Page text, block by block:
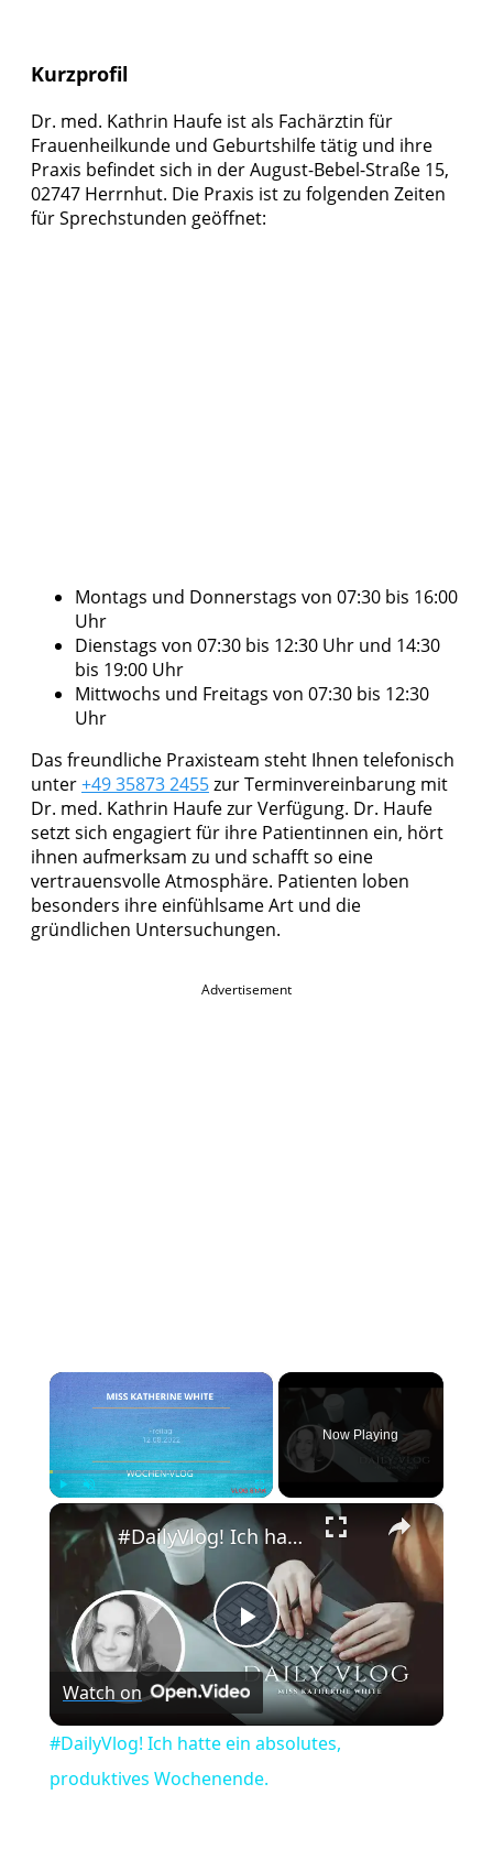
Kurzprofil
Dr. med. Kathrin Haufe ist als Fachärztin für
Frauenheilkunde und Geburtshilfe tätig und ihre
Praxis befindet sich in der August-Bebel-Straße 15,
02747 Herrnhut. Die Praxis ist zu folgenden Zeiten
für Sprechstunden geöffnet:
Montags und Donnerstags von 07:30 bis 16:00
Uhr
Dienstags von 07:30 bis 12:30 Uhr und 14:30
bis 19:00 Uhr
Mittwochs und Freitags von 07:30 bis 12:30
Uhr
Das freundliche Praxisteam steht Ihnen telefonisch
unter+49 35873 2455zur Terminvereinbarung mit
Dr. med. Kathrin Haufe zur Verfügung. Dr. Haufe
setzt sich engagiert für ihre Patientinnen ein, hört
ihnen aufmerksam zu und schafft so eine
vertrauensvolle Atmosphäre. Patienten loben
besonders ihre einfühlsame Art und die
gründlichen Untersuchungen.
Advertisement
×
Play Unmute
Now Playing
×
Play
Video
#DailyVlog! Ich hatte ein absolutes, produktives Wochenende.
Watch on
#DailyVlog! Ich hatte ein absolutes,
produktives Wochenende.